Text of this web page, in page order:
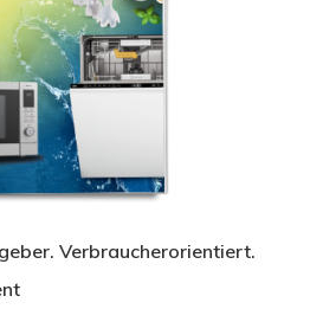
Verbraucherorientiert.